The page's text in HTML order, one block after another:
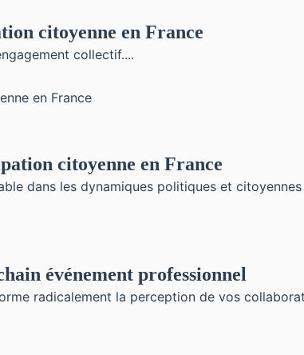
citoyenne en France
collectif....
citoyenne en France
dans les dynamiques politiques et citoyennes
événement professionnel
radicalement la perception de vos